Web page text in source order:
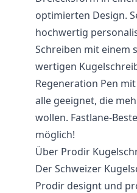
optimierten Design.
hochwertig
Schreiben mit einem
wertigen
Regeneration Pen
alle geeignet, die
wollen. Fastlane-
möglich!
Über Prodir
Der Schweizer
Prodir designt und